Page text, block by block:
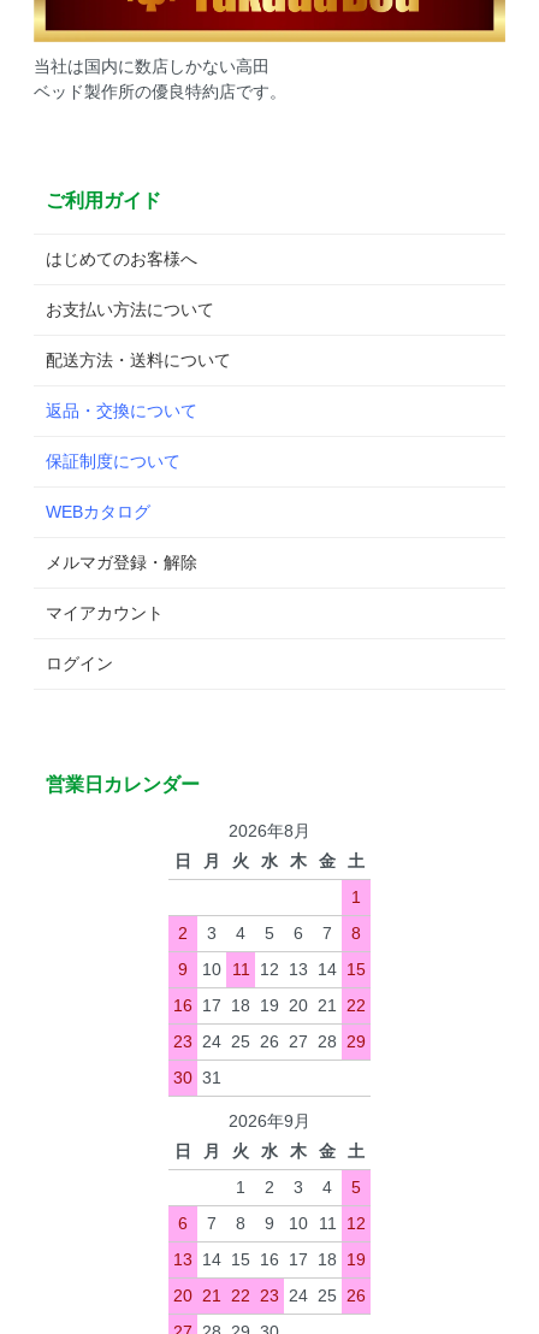
当社は国内に数店しかない高田
ベッド製作所の優良特約店です。
ご利用ガイド
はじめてのお客様へ
お支払い方法について
配送方法・送料について
返品・交換について
保証制度について
WEBカタログ
メルマガ登録・解除
マイアカウント
ログイン
営業日カレンダー
2026年8月
日
月 火 水 木 金
土
1
2
3 4 5 6 7
8
9
10 11 12 13 14 15
16 17 18 19 20 21
22
23
24 25 26 27 28
29
30 31
2026年9月
日
月 火 水 木 金
土
1
2 3 4
5
6
7 8 9 10 11
12
13
14 15 16 17 18
19
20 21 22 23 24 25 26